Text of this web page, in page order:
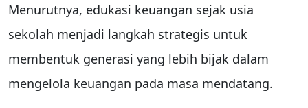
Menurutnya, edukasi keuangan sejak usia
sekolah menjadi langkah strategis untuk
membentuk generasi yang lebih bijak dalam
mengelola keuangan pada masa mendatang.